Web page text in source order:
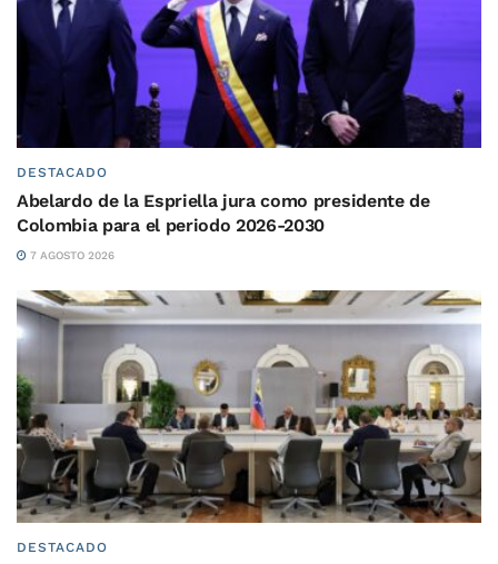
DESTACADO
Abelardo de la Espriella jura como presidente de
Colombia para el periodo 2026-2030
7 AGOSTO 2026
DESTACADO